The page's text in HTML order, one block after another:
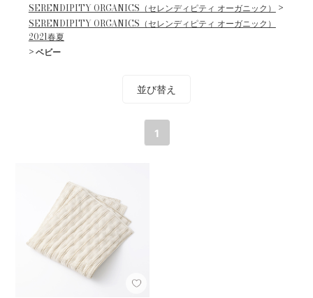
SERENDIPITY ORGANICS（セレンディピティ オーガニック） >
SERENDIPITY ORGANICS（セレンディピティ オーガニック）
2021春夏
> ベビー
並び替え
1